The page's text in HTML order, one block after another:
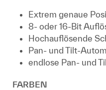
Extrem genaue
8- oder 16-Bit
Hochauflösende
Pan- und Tilt-
endlose Pan- und
FARBEN